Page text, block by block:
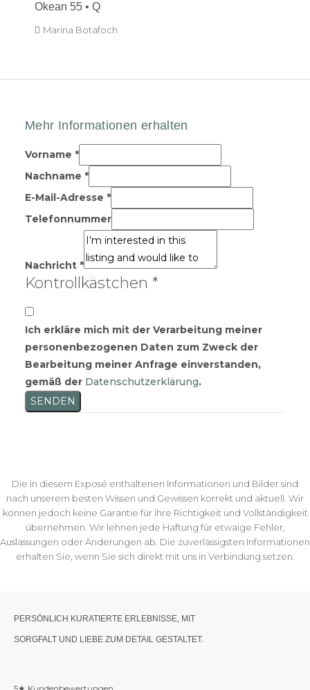
Okean 55 • Q
Marina Botafoch
Vorname *
Nachname *
E-Mail-Adresse *
Telefonnummer
Nachricht *
Kontrollkästchen *
Ich erkläre mich mit der Verarbeitung meiner
personenbezogenen Daten zum Zweck der
Bearbeitung meiner Anfrage einverstanden,
gemäß der Datenschutzerklärung.
SENDEN
Die in diesem Exposé enthaltenen Informationen und Bilder sind
nach unserem besten Wissen und Gewissen korrekt und aktuell. Wir
können jedoch keine Garantie für ihre Richtigkeit und Vollständigkeit
übernehmen. Wir lehnen jede Haftung für etwaige Fehler,
Auslassungen oder Änderungen ab. Die zuverlässigsten Informationen
erhalten Sie, wenn Sie sich direkt mit uns in Verbindung setzen.
PERSÖNLICH KURATIERTE ERLEBNISSE, MIT
SORGFALT UND LIEBE ZUM DETAIL GESTALTET.